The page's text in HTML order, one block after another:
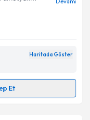
ilişkinAydınlatma
belirtilen
ediyorum.
Gönder
Haritada Göster
Et